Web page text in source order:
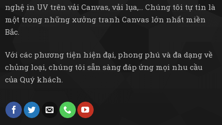
nghệ in UV trên vải Canvas, vải lụa,... Chúng tôi tự tin là
một trong những xưởng tranh Canvas lớn nhất miền
Bắc.
Với các phương tiện hiện đại, phong phú và đa dạng về
chủng loại, chúng tôi sẵn sàng đáp ứng mọi nhu cầu
của Quý khách.